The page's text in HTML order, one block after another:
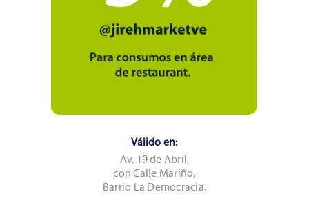
Válido en:
Av. 19 de Abril,
con Calle Mariño,
Barrio La Democracia.